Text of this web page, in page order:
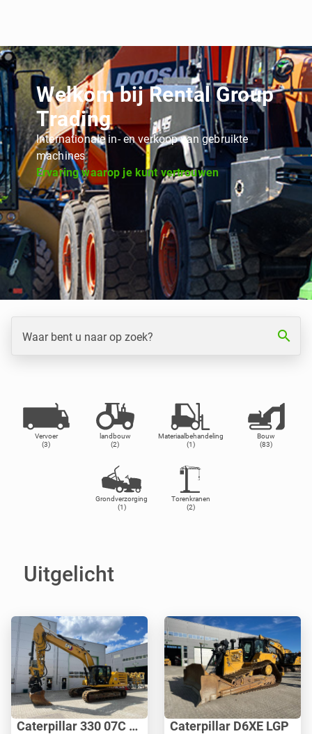
Welkom bij Rental Group
Trading
Internationale in- en verkoop van gebruikte
machines
Ervaring waarop je kunt vertrouwen
Waar bent u naar op zoek? search
Vervoer
(3)
landbouw
(2)
Materiaalbehandeling
(1)
Bouw
(83)
Grondverzorging
(1)
Torenkranen
(2)
Uitgelicht
Caterpillar 330 07C Next Gen Caterpillar D6XE LGP